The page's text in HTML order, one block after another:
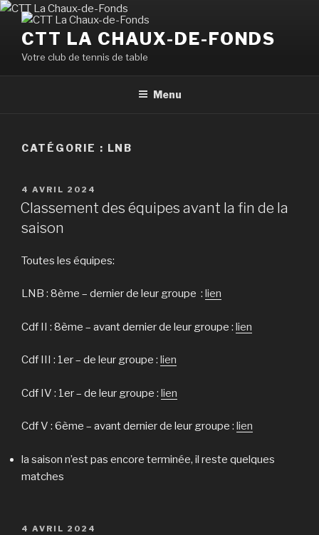
Aller
contenu
principal
CTT LA CHAUX-DE-FONDS
Votre club de tennis de table
Menu
CATÉGORIE : LNB
PUBLIÉ
LE
4 AVRIL 2024
Classement des équipes avant la fin de la
saison
Toutes les équipes:
LNB : 8ème – dernier de leur groupe : lien
Cdf II : 8ème – avant dernier de leur groupe : lien
Cdf III : 1er – de leur groupe : lien
Cdf IV : 1er – de leur groupe : lien
Cdf V : 6ème – avant dernier de leur groupe : lien
la saison n’est pas encore terminée, il reste quelques
matches
PUBLIÉ
4 AVRIL 2024